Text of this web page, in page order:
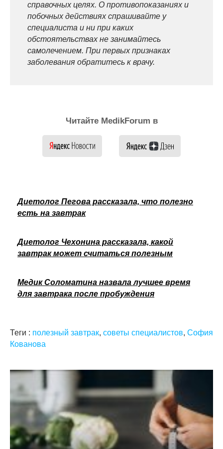
справочных целях. О противопоказаниях и
побочных действиях спрашивайте у
специалиста и ни при каких
обстоятельствах не занимайтесь
самолечением. При первых признаках
заболевания обратитесь к врачу.
Читайте MedikForum в
Диетолог Пегова рассказала, что полезно
есть на завтрак
Диетолог Чехонина рассказала, какой
завтрак может считаться полезным
Медик Соломатина назвала лучшее время
для завтрака после пробуждения
Теги : полезный завтрак, советы специалистов, София
Кованова